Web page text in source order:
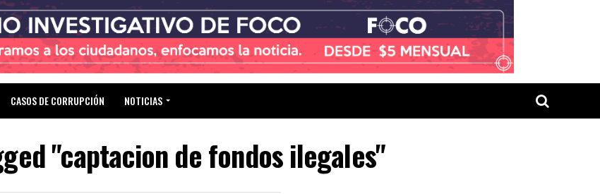
CASOS DE CORRUPCIÓN NOTICIAS
"captacion de fondos ilegales"